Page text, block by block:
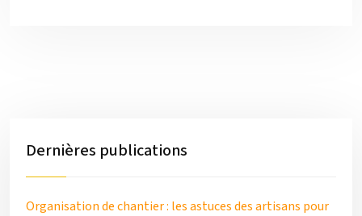
Dernières publications
Organisation de chantier : les astuces des artisans pour